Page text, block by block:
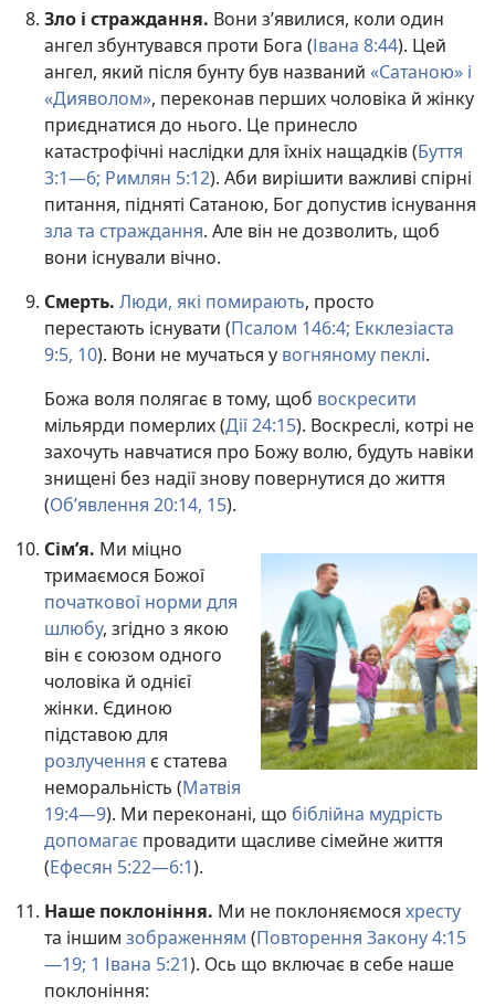
Зло і страждання. Вони з’явилися, коли один
ангел збунтувався проти Бога (Івана 8:44). Цей
ангел, який після бунту був названий «Сатаною» і
«Дияволом», переконав перших чоловіка й жінку
приєднатися до нього. Це принесло
катастрофічні наслідки для їхніх нащадків (Буття
3:1—6; Римлян 5:12). Аби вирішити важливі спірні
питання, підняті Сатаною, Бог допустив існування
зла та страждання. Але він не дозволить, щоб
вони існували вічно.
Смерть. Люди, які помирають, просто
перестають існувати (Псалом 146:4; Екклезіаста
9:5, 10). Вони не мучаться у вогняному пеклі.
Божа воля полягає в тому, щоб воскресити
мільярди померлих (Дії 24:15). Воскреслі, котрі не
захочуть навчатися про Божу волю, будуть навіки
знищені без надії знову повернутися до життя
(Об’явлення 20:14, 15).
Сім’я. Ми міцно
тримаємося Божої
початкової норми для
шлюбу, згідно з якою
він є союзом одного
чоловіка й однієї
жінки. Єдиною
підставою для
розлучення є статева
неморальність (Матвія
19:4—9). Ми переконані, що біблійна мудрість
допомагає провадити щасливе сімейне життя
(Ефесян 5:22—6:1).
Наше поклоніння. Ми не поклоняємося хресту
та іншим зображенням (Повторення Закону 4:15
—19; 1 Івана 5:21). Ось що включає в себе наше
поклоніння: